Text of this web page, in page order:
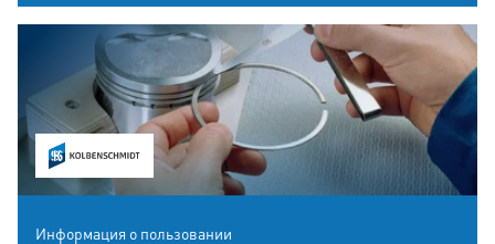
Информация о пользовании